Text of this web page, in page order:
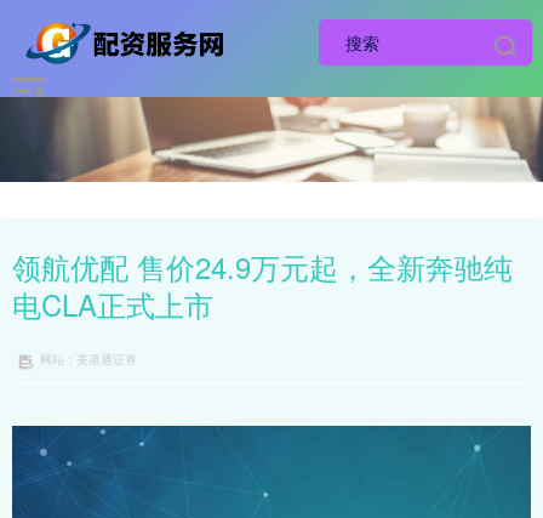
领航优配 售价24.9万元起，全新奔驰纯
电CLA正式上市
网站：美港通证券